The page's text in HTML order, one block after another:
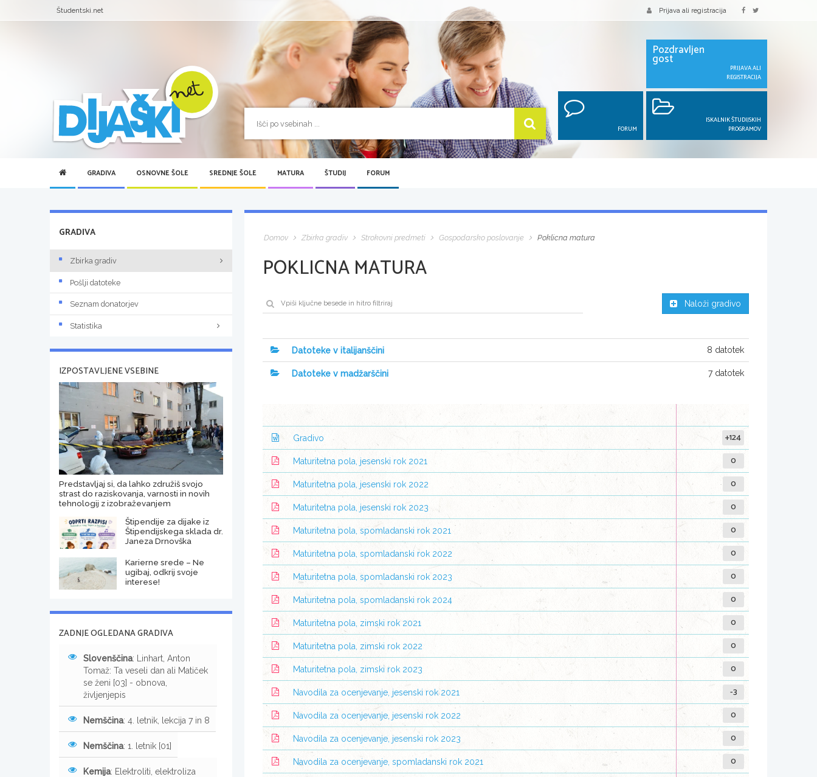
Študentski.net Prijava ali registracija
Pozdravljen
gost
PRIJAVA ALI
REGISTRACIJA
FORUM
ISKALNIK ŠTUDIJSKIH
PROGRAMOV
GRADIVA OSNOVNE ŠOLE SREDNJE ŠOLE MATURA ŠTUDIJ FORUM
Domov Zbirka gradiv Strokovni predmeti Gospodarsko poslovanje Poklicna matura
POKLICNA MATURA
Naloži gradivo
Datoteke v italijanščini 8 datotek
Datoteke v madžarščini 7 datotek
Gradivo +124
Maturitetna pola, jesenski rok 2021 0
Maturitetna pola, jesenski rok 2022 0
Maturitetna pola, jesenski rok 2023 0
Maturitetna pola, spomladanski rok 2021 0
Maturitetna pola, spomladanski rok 2022 0
Maturitetna pola, spomladanski rok 2023 0
Maturitetna pola, spomladanski rok 2024 0
Maturitetna pola, zimski rok 2021 0
Maturitetna pola, zimski rok 2022 0
Maturitetna pola, zimski rok 2023 0
Navodila za ocenjevanje, jesenski rok 2021 -3
Navodila za ocenjevanje, jesenski rok 2022 0
Navodila za ocenjevanje, jesenski rok 2023 0
Navodila za ocenjevanje, spomladanski rok 2021 0
GRADIVA
Zbirka gradiv
Pošlji datoteke
Seznam donatorjev
Statistika
IZPOSTAVLJENE VSEBINE
Predstavljaj si, da lahko združiš svojo
strast do raziskovanja, varnosti in novih
tehnologij z izobraževanjem
Štipendije za dijake iz
Štipendijskega sklada dr.
Janeza Drnovška
Karierne srede – Ne
ugibaj, odkrij svoje
interese!
ZADNJE OGLEDANA GRADIVA
Slovenščina: Linhart, Anton
Tomaž: Ta veseli dan ali Matiček
se ženi [03] - obnova,
življenjepis
Nemščina: 4. letnik, lekcija 7 in 8
Nemščina: 1. letnik [01]
Kemija: Elektroliti, elektroliza